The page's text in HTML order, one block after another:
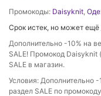
Промокоды: Daisyknit,
Срок истек, но может ещё
Дополнительно -10% на
SALE! Промокод Daisyknit
SALE в магазин.
Условия: Дополнительно -
раздел SALE по